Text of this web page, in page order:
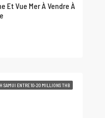
Et Vue Mer À Vendre À
SAMUI ENTRE 10-20 MILLIONS THB